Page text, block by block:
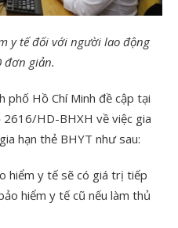
y tế đối với người lao động
đơn giản.
phố Hồ Chí Minh đề cập tại
HD-BHXH về việc gia
hạn thẻ BHYT như sau:
hiểm y tế sẽ có giá trị tiếp
hiểm y tế cũ nếu làm thủ